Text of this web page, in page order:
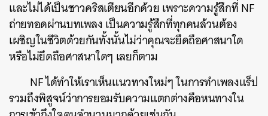
และไม่ได้เป็นชาวคริสเตียนอีกด้วย เพราะความรู้สึกที่ NF
ถ่ายทอดผ่านบทเพลง เป็นความรู้สึกที่ทุกคนล้วนต้อง
เผชิญในชีวิตด้วยกันทั้งนั้นไม่ว่าคุณจะยึดถือศาสนาใด
หรือไม่ยึดถือศาสนาใดๆ เลยก็ตาม
NF ได้ทำให้เราเห็นแนวทางใหม่ๆ ในการทำเพลงแร็ป
รวมถึงพิสูจน์ว่าการยอมรับความแตกต่างคือหนทางใน